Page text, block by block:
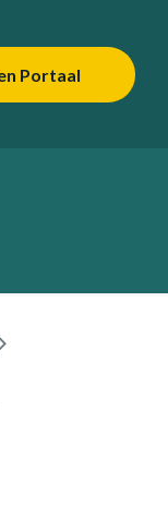
Portaal